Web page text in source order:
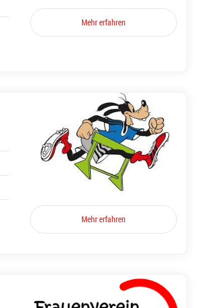
Mehr erfahren
Mehr erfahren